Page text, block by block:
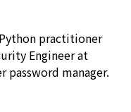
practitioner
Engineer at
password manager.